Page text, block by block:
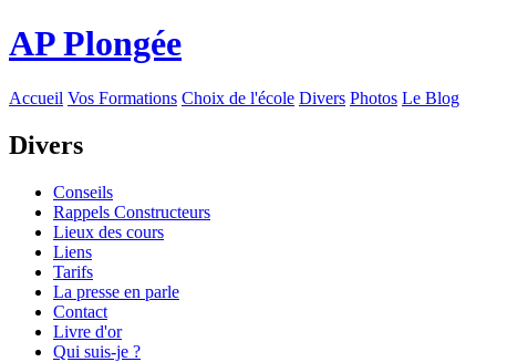
AP Plongée
Accueil Vos Formations Choix de l'école Divers Photos Le Blog
Divers
Conseils
Rappels Constructeurs
Lieux des cours
Liens
Tarifs
La presse en parle
Contact
Livre d'or
Qui suis-je ?